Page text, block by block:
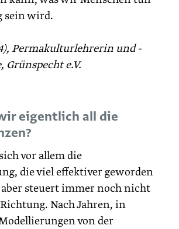
sein wird.
Permakulturlehrerin und -
e.V.
eigentlich all die
vor allem die
die viel effektiver geworden
steuert immer noch nicht
Nach Jahren, in
von der